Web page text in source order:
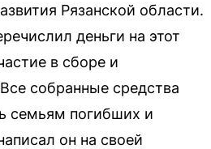
Рязанской области.
деньги на этот
в сборе и
собранные средства
семьям погибших и
он на своей